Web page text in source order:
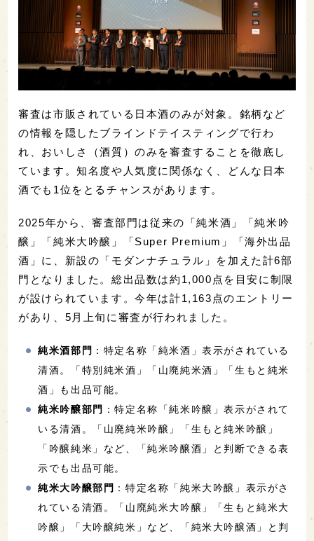
審査は市販されている日本酒のみが対象。銘柄など
の情報を隠したブラインドテイスティングで行わ
れ、おいしさ（酒質）のみを審査することを徹底し
ています。知名度や人気度に関係なく、どんな日本
酒でも1位をとるチャンスがあります。
2025年から、審査部門は従来の「純米酒」「純米吟
醸」「純米大吟醸」「Super Premium」「海外出品
酒」に、新設の「モダンナチュラル」を加えた計6部
門となりました。総出品数は約1,000点を目安に制限
が設けられています。今年は計1,163点のエントリー
があり、5月上旬に審査が行われました。
純米酒部門 ：特定名称「純米酒」表示がされている
清酒。「特別純米酒」「山廃純米酒」「生もと純米
酒」も出品可能。
純米吟醸部門
：特定名称「純米吟醸」表示がされて
いる清酒。「山廃純米吟醸」「生もと純米吟醸」
「吟醸純米」など、「純米吟醸酒」と判断できる表
示でも出品可能。
純米大吟醸部門 ：特定名称「純米大吟醸」表示がさ
れている清酒。「山廃純米大吟醸」「生もと純米大
吟醸」「大吟醸純米」など、「純米大吟醸酒」と判